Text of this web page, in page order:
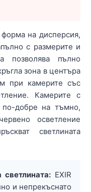
на дисперсия,
с размерите и
позволява пълно
зона в центъра
при камерите със
Камерите с
по-добре на тъмно,
осветление
светлината
светлината: EXIR
и непрекъснато